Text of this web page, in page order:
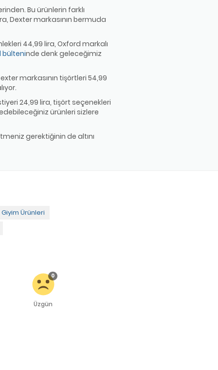
Bu ürünlerin farklı
Dexter markasının bermuda
44,99 lira, Oxford markalı
bülteninde denk geleceğimiz
markasının tişörtleri 54,99
24,99 lira, tişört seçenekleri
ürünleri sizlere
gerektiğinin de altını
Ürünleri
0
Üzgün